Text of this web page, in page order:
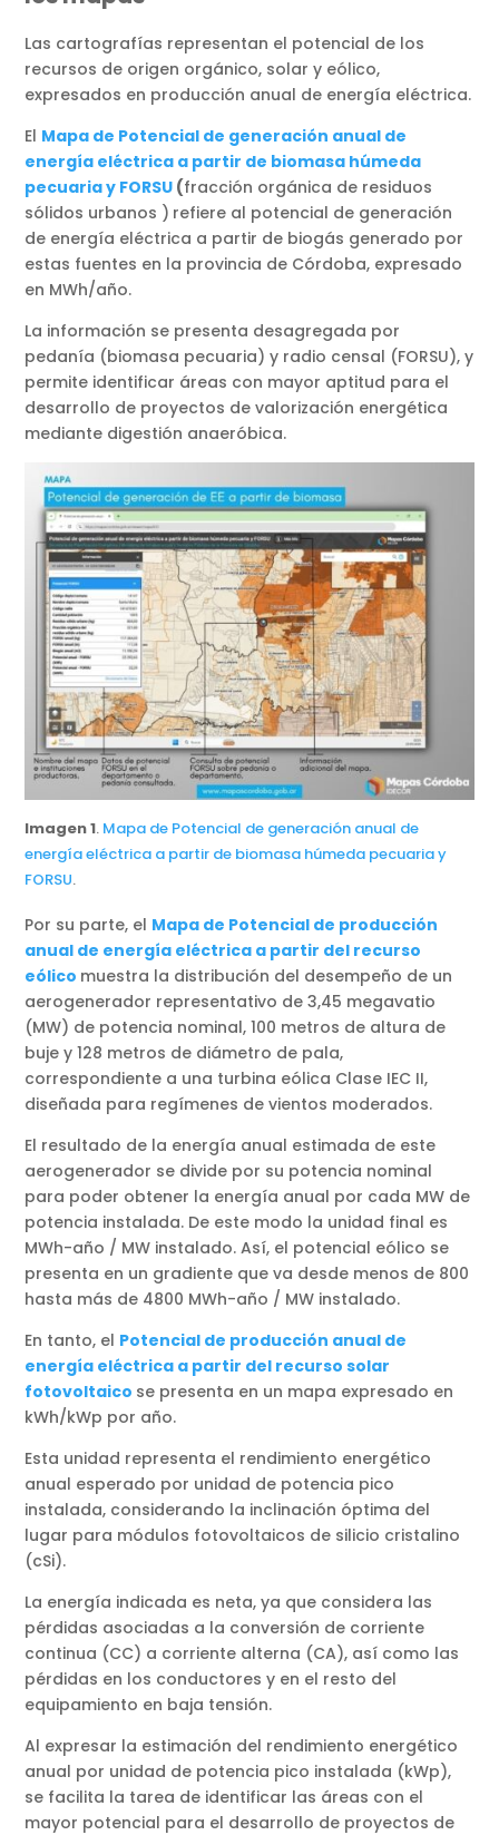
Las cartografías representan el potencial de los
recursos de origen orgánico, solar y eólico,
expresados en producción anual de energía eléctrica.
El Mapa de Potencial de generación anual de
energía eléctrica a partir de biomasa húmeda
pecuaria y FORSU (fracción orgánica de residuos
sólidos urbanos ) refiere al potencial de generación
de energía eléctrica a partir de biogás generado por
estas fuentes en la provincia de Córdoba, expresado
en MWh/año.
La información se presenta desagregada por
pedanía (biomasa pecuaria) y radio censal (FORSU), y
permite identificar áreas con mayor aptitud para el
desarrollo de proyectos de valorización energética
mediante digestión anaeróbica.
Imagen 1. Mapa de Potencial de generación anual de
energía eléctrica a partir de biomasa húmeda pecuaria y
FORSU.
Por su parte, el Mapa de Potencial de producción
anual de energía eléctrica a partir del recurso
eólico muestra la distribución del desempeño de un
aerogenerador representativo de 3,45 megavatio
(MW) de potencia nominal, 100 metros de altura de
buje y 128 metros de diámetro de pala,
correspondiente a una turbina eólica Clase IEC II,
diseñada para regímenes de vientos moderados.
El resultado de la energía anual estimada de este
aerogenerador se divide por su potencia nominal
para poder obtener la energía anual por cada MW de
potencia instalada. De este modo la unidad final es
MWh-año / MW instalado. Así, el potencial eólico se
presenta en un gradiente que va desde menos de 800
hasta más de 4800 MWh-año / MW instalado.
En tanto, el Potencial de producción anual de
energía eléctrica a partir del recurso solar
fotovoltaico se presenta en un mapa expresado en
kWh/kWp por año.
Esta unidad representa el rendimiento energético
anual esperado por unidad de potencia pico
instalada, considerando la inclinación óptima del
lugar para módulos fotovoltaicos de silicio cristalino
(cSi).
La energía indicada es neta, ya que considera las
pérdidas asociadas a la conversión de corriente
continua (CC) a corriente alterna (CA), así como las
pérdidas en los conductores y en el resto del
equipamiento en baja tensión.
Al expresar la estimación del rendimiento energético
anual por unidad de potencia pico instalada (kWp),
se facilita la tarea de identificar las áreas con el
mayor potencial para el desarrollo de proyectos de